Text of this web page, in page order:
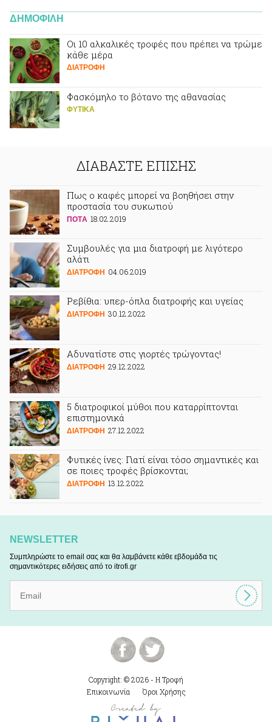
ΔΗΜΟΦΙΛΗ
Οι 10 αλκαλικές τροφές που πρέπει να τρώμε
κάθε μέρα
ΔΙΑΤΡΟΦΗ
Φασκόμηλο το βότανο της αθανασίας
ΦΥΤΙΚA
ΔΙΑΒΑΣΤΕ ΕΠΙΣΗΣ
Πως ο καφές μπορεί να βοηθήσει στην
προστασία του συκωτιού
ΠΟΤA 18.02.2019
Συμβουλές για μια διατροφή με λιγότερο
αλάτι
ΔΙΑΤΡΟΦΗ 04.06.2019
Ρεβίθια: υπερ-όπλα διατροφής και υγείας
ΔΙΑΤΡΟΦΗ 30.12.2022
Αδυνατίστε στις γιορτές τρώγοντας!
ΔΙΑΤΡΟΦΗ 29.12.2022
5 διατροφικοί μύθοι που καταρρίπτονται
επιστημονικά
ΔΙΑΤΡΟΦΗ 27.12.2022
Φυτικές ίνες: Γιατί είναι τόσο σημαντικές και
σε ποιες τροφές βρίσκονται;
ΔΙΑΤΡΟΦΗ 13.12.2022
NEWSLETTER
Συμπληρώστε το email σας και θα λαμβάνετε κάθε εβδομάδα τις
σημαντικότερες ειδήσεις από το itrofi.gr
Copyright: © 2026 - Η Τροφή
Επικοινωνία
Όροι Χρήσης